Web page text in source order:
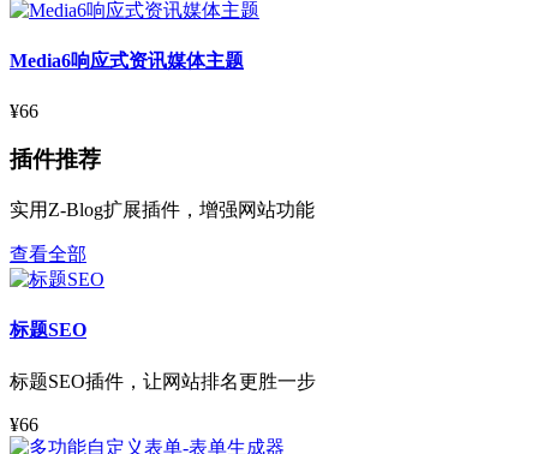
Media6响应式资讯媒体主题
¥66
插件推荐
实用Z-Blog扩展插件，增强网站功能
查看全部
标题SEO
标题SEO插件，让网站排名更胜一步
¥66